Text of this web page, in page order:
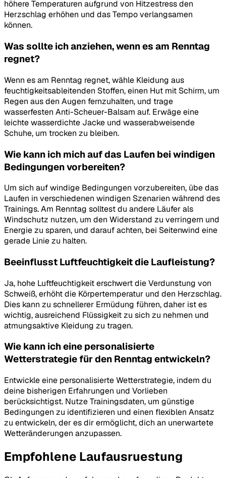
höhere Temperaturen aufgrund von Hitzestress den
Herzschlag erhöhen und das Tempo verlangsamen
können.
Was sollte ich anziehen, wenn es am Renntag
regnet?
Wenn es am Renntag regnet, wähle Kleidung aus
feuchtigkeitsableitenden Stoffen, einen Hut mit Schirm, um
Regen aus den Augen fernzuhalten, und trage
wasserfesten Anti-Scheuer-Balsam auf. Erwäge eine
leichte wasserdichte Jacke und wasserabweisende
Schuhe, um trocken zu bleiben.
Wie kann ich mich auf das Laufen bei windigen
Bedingungen vorbereiten?
Um sich auf windige Bedingungen vorzubereiten, übe das
Laufen in verschiedenen windigen Szenarien während des
Trainings. Am Renntag solltest du andere Läufer als
Windschutz nutzen, um den Widerstand zu verringern und
Energie zu sparen, und darauf achten, bei Seitenwind eine
gerade Linie zu halten.
Beeinflusst Luftfeuchtigkeit die Laufleistung?
Ja, hohe Luftfeuchtigkeit erschwert die Verdunstung von
Schweiß, erhöht die Körpertemperatur und den Herzschlag.
Dies kann zu schnellerer Ermüdung führen, daher ist es
wichtig, ausreichend Flüssigkeit zu sich zu nehmen und
atmungsaktive Kleidung zu tragen.
Wie kann ich eine personalisierte
Wetterstrategie für den Renntag entwickeln?
Entwickle eine personalisierte Wetterstrategie, indem du
deine bisherigen Erfahrungen und Vorlieben
berücksichtigst. Nutze Trainingsdaten, um günstige
Bedingungen zu identifizieren und einen flexiblen Ansatz
zu entwickeln, der es dir ermöglicht, dich an unerwartete
Wetteränderungen anzupassen.
Empfohlene Laufausruestung